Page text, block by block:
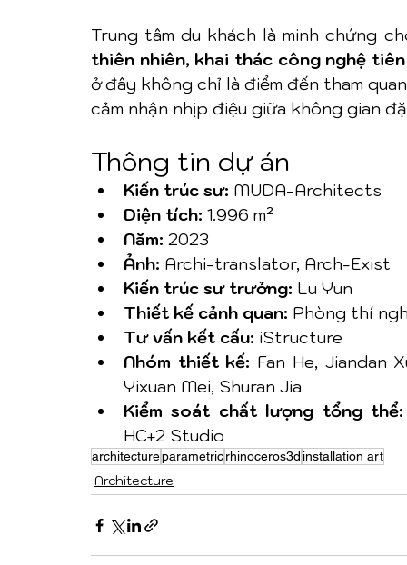
Trung tâm du khách là minh chứng
thiên nhiên, khai thác công nghệ
ở đây không chỉ là điểm đến tham
cảm nhận nhịp điệu giữa không gian
Thông tin dự án
Kiến trúc sư: MUDA-Architects
Diện tích: 1.996 m²
Năm: 2023
Ảnh: Archi-translator, Arch-Exist
Kiến trúc sư trưởng: Lu Yun
Thiết kế cảnh quan: Phòng thí
Tư vấn kết cấu: iStructure
Nhóm thiết kế: Fan He, Jiandan
Yixuan Mei, Shuran Jia
Kiểm soát chất lượng tổng thể:
HC+2 Studio
architectureparametricrhinoceros3d installation art
Architecture